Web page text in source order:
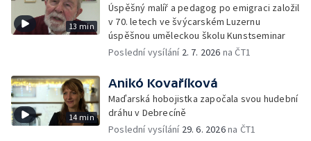
13 min
Úspěšný malíř a pedagog po emigraci založil
v 70. letech ve švýcarském Luzernu
úspěšnou uměleckou školu Kunstseminar
Poslední vysílání 2. 7. 2026 na ČT1
14 min
Anikó Kovaříková
Maďarská hobojistka započala svou hudební
dráhu v Debrecíně
Poslední vysílání 29. 6. 2026na ČT1